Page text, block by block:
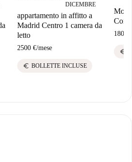
DICEMBRE
appartamento in affitto a
Madrid Centro 1 camera da
letto
2500 €/mese
euro BOLLETTE INCLUSE
1800
euro